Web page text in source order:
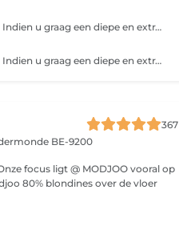
Inclusief wassen en conditioner. Indien u graag een diepe en extra verzorging heeft met massage , dan hoeft u deze nog extra aan te duiden. Kort = haar tot boven de oren Halflang = over de oren tot schouderlengte Lang = vanaf de schouders Bij een brushing worden er steeds afwerkingsproducten( gel, mousse, haarlak,..) gebruikt die hittebestendig zijn.
Inclusief wassen en conditioner. Indien u graag een diepe en extra verzorging heeft met massage , dan hoeft u deze nog extra aan te duiden. Kort = haar tot boven de oren Halflang = over de oren tot schouderlengte Lang = vanaf de schouders Bij handdrogen is het haar niet volledig droog en worden er geen afwerkingsproducten gebruikt. Indien u graag afwerkingsproducten heeft, dan wordt er een brushing aangerekend.
367
BE-9200